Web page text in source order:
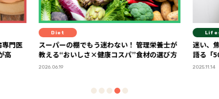
養士が
選び方
Lifestyle
迷い、焦り、不安…。ジェーン・スーさんが
語る「50代の壁」の越え方
2025.11.14
“プ
ゴメ